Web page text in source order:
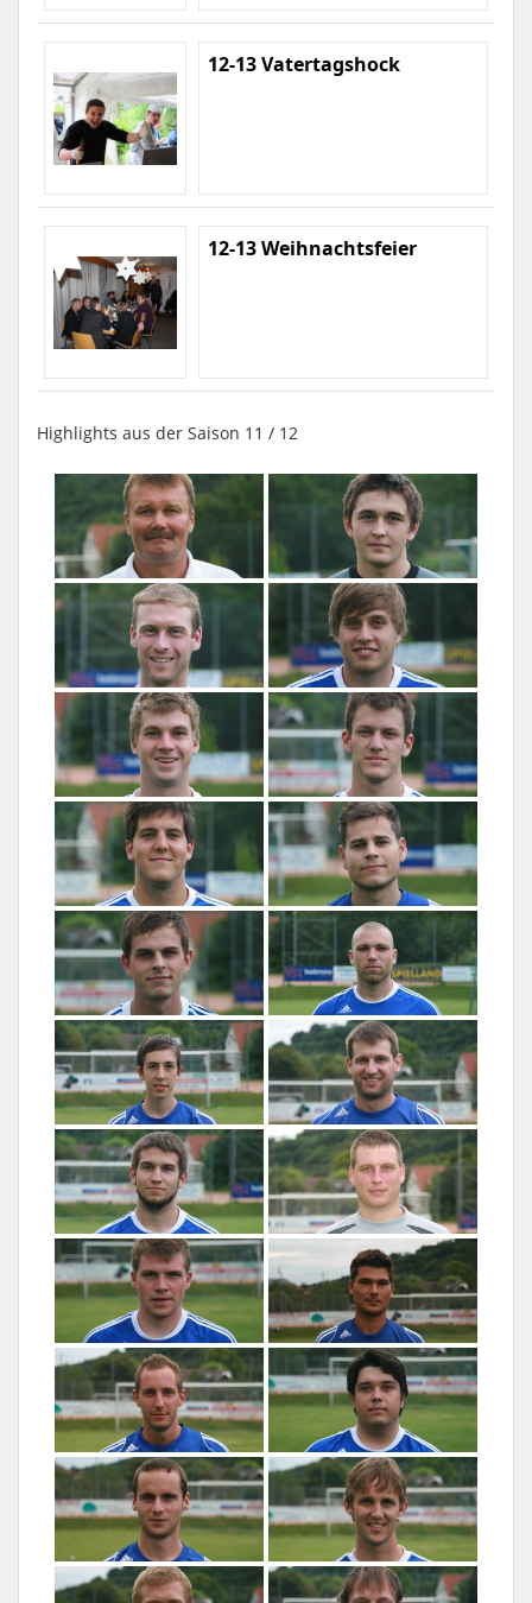
12-13 Vatertagshock
12-13 Weihnachtsfeier
Highlights aus der Saison 11 / 12